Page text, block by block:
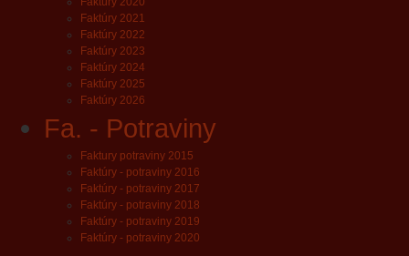
Faktúry 2021
Faktúry 2022
Faktúry 2023
Faktúry 2024
Faktúry 2025
Faktúry 2026
Fa. - Potraviny
Faktury potraviny 2015
Faktúry - potraviny 2016
Faktúry - potraviny 2017
Faktúry - potraviny 2018
Faktúry - potraviny 2019
Faktúry - potraviny 2020